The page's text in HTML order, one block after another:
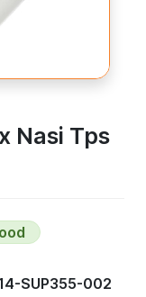
Nasi Tps
SUP355-002